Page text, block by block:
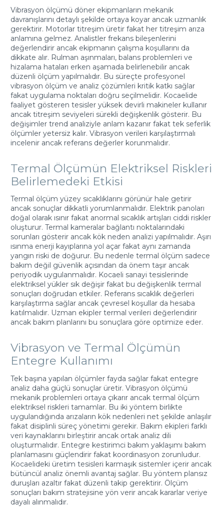
Vibrasyon ölçümü döner ekipmanların mekanik
davranışlarını detaylı şekilde ortaya koyar ancak uzmanlık
gerektirir. Motorlar titreşim üretir fakat her titreşim arıza
anlamına gelmez. Analistler frekans bileşenlerini
değerlendirir ancak ekipmanın çalışma koşullarını da
dikkate alır. Rulman aşınmaları, balans problemleri ve
hizalama hataları erken aşamada belirlenebilir ancak
düzenli ölçüm yapılmalıdır. Bu süreçte profesyonel
vibrasyon ölçüm ve analiz çözümleri kritik katkı sağlar
fakat uygulama noktaları doğru seçilmelidir. Kocaelide
faaliyet gösteren tesisler yüksek devirli makineler kullanır
ancak titreşim seviyeleri sürekli değişkenlik gösterir. Bu
değişimler trend analiziyle anlam kazanır fakat tek seferlik
ölçümler yetersiz kalır. Vibrasyon verileri karşılaştırmalı
incelenir ancak referans değerler korunmalıdır.
Termal Ölçümün Elektriksel Riskleri
Belirlemedeki Etkisi
Termal ölçüm yüzey sıcaklıklarını görünür hale getirir
ancak sonuçlar dikkatli yorumlanmalıdır. Elektrik panoları
doğal olarak ısınır fakat anormal sıcaklık artışları ciddi riskler
oluşturur. Termal kameralar bağlantı noktalarındaki
sorunları gösterir ancak kök neden analizi yapılmalıdır. Aşırı
ısınma enerji kayıplarına yol açar fakat aynı zamanda
yangın riski de doğurur. Bu nedenle termal ölçüm sadece
bakım değil güvenlik açısından da önem taşır ancak
periyodik uygulanmalıdır. Kocaeli sanayi tesislerinde
elektriksel yükler sık değişir fakat bu değişkenlik termal
sonuçları doğrudan etkiler. Referans sıcaklık değerleri
karşılaştırma sağlar ancak çevresel koşullar da hesaba
katılmalıdır. Uzman ekipler termal verileri değerlendirir
ancak bakım planlarını bu sonuçlara göre optimize eder.
Vibrasyon ve Termal Ölçümün
Entegre Kullanımı
Tek başına yapılan ölçümler fayda sağlar fakat entegre
analiz daha güçlü sonuçlar üretir. Vibrasyon ölçümü
mekanik problemleri ortaya çıkarır ancak termal ölçüm
elektriksel riskleri tamamlar. Bu iki yöntem birlikte
uygulandığında arızaların kök nedenleri net şekilde anlaşılır
fakat disiplinli süreç yönetimi gerekir. Bakım ekipleri farklı
veri kaynaklarını birleştirir ancak ortak analiz dili
oluşturmalıdır. Entegre kestirimci bakım yaklaşımı bakım
planlamasını güçlendirir fakat koordinasyon zorunludur.
Kocaelideki üretim tesisleri karmaşık sistemler içerir ancak
bütüncül analiz önemli avantaj sağlar. Bu yöntem plansız
duruşları azaltır fakat düzenli takip gerektirir. Ölçüm
sonuçları bakım stratejisine yön verir ancak kararlar veriye
dayalı alınmalıdır.